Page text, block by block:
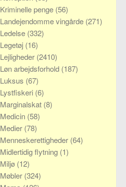
Kriminelle penge (56)
Landejendomme vingårde (271)
Ledelse (332)
Legetøj (16)
Lejligheder (2410)
Løn arbejdsforhold (187)
Luksus (67)
Lystfiskeri (6)
Marginalskat (8)
Medicin (58)
Medier (78)
Menneskerettigheder (64)
Midlertidig flytning (1)
Miljø (12)
Møbler (324)